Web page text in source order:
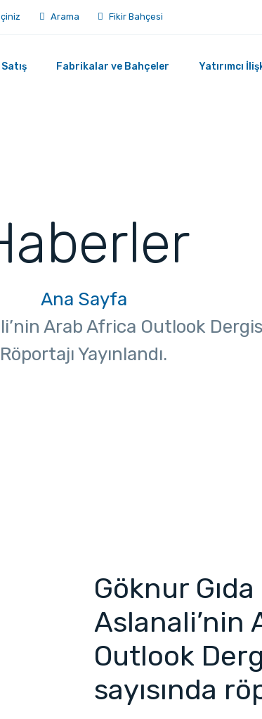
Arama Fikir Bahçesi
Fabrikalar ve Bahçeler Yatırımcı
Ana Sayfa
Arab Africa Outlook
Röportajı Yayınlandı.
Göknur
Aslanali’nin
Outlook
sayısında